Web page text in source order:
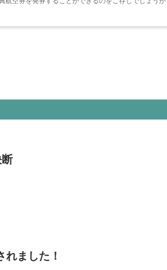
れました！